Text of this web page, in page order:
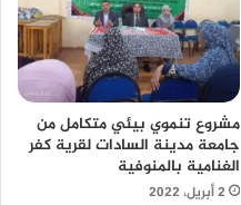
مشروع تنموي بيئي متكامل من
جامعة مدينة السادات لقرية كفر
الغنامية بالمنوفية
2 أبريل، 2022